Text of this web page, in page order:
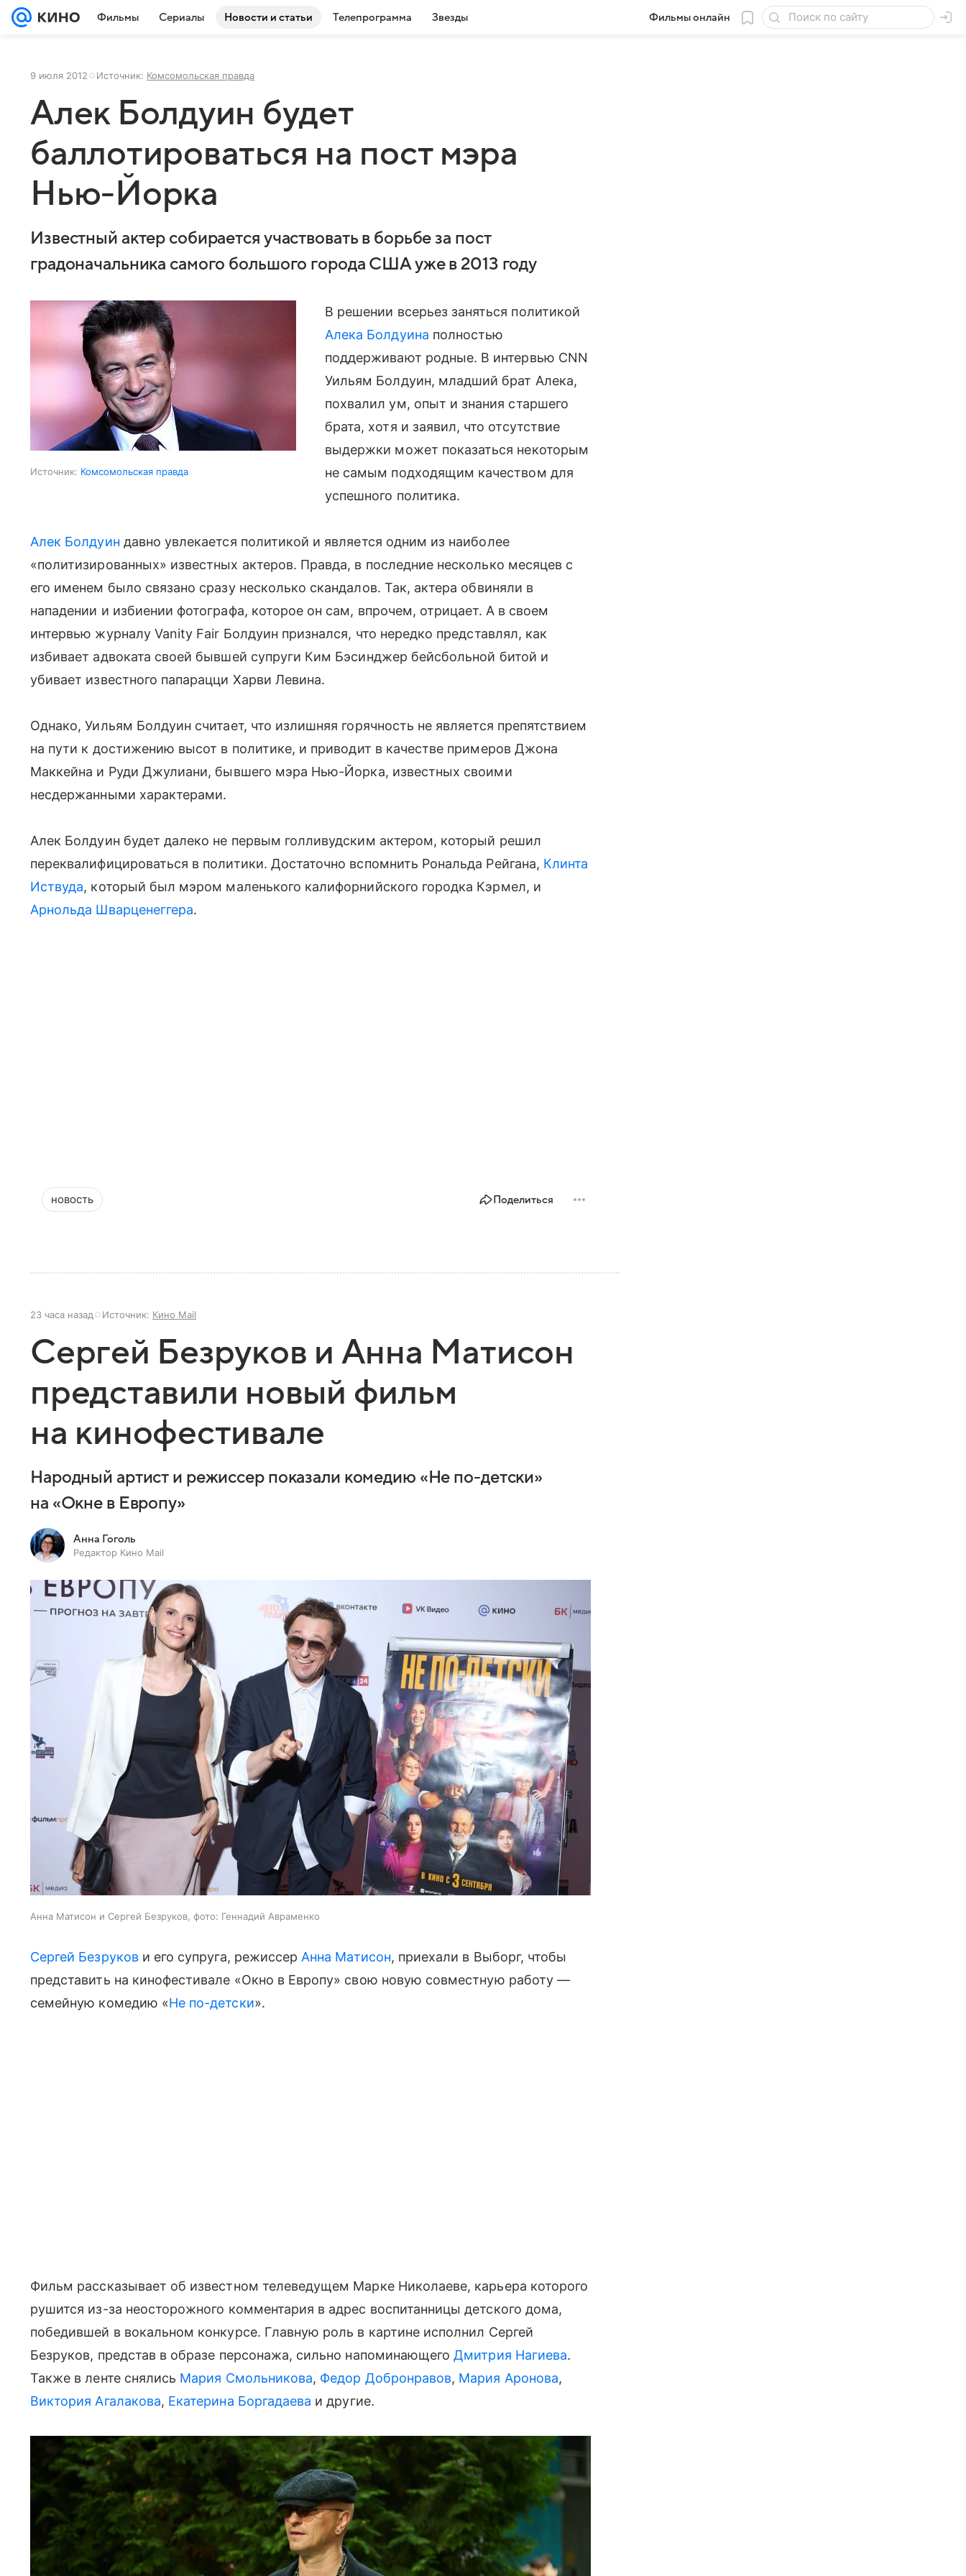
Фильмы Сериалы Новости и статьи Телепрограмма Звезды Фильмы онлайн
9 июля 2012 Источник: Комсомольская правда
Алек Болдуин будет
баллотироваться на пост мэра
Нью-Йорка
Известный актер собирается участвовать в борьбе за пост
градоначальника самого большого города США уже в 2013 году
Источник: Комсомольская правда
В решении всерьез заняться политикой
Алека Болдуина полностью
поддерживают родные. В интервью CNN
Уильям Болдуин, младший брат Алека,
похвалил ум, опыт и знания старшего
брата, хотя и заявил, что отсутствие
выдержки может показаться некоторым
не самым подходящим качеством для
успешного политика.
Алек Болдуин давно увлекается политикой и является одним из наиболее
«политизированных» известных актеров. Правда, в последние несколько месяцев с
его именем было связано сразу несколько скандалов. Так, актера обвиняли в
нападении и избиении фотографа, которое он сам, впрочем, отрицает. А в своем
интервью журналу Vanity Fair Болдуин признался, что нередко представлял, как
избивает адвоката своей бывшей супруги Ким Бэсинджер бейсбольной битой и
убивает известного папарацци Харви Левина.
Однако, Уильям Болдуин считает, что излишняя горячность не является препятствием
на пути к достижению высот в политике, и приводит в качестве примеров Джона
Маккейна и Руди Джулиани, бывшего мэра Нью-Йорка, известных своими
несдержанными характерами.
Алек Болдуин будет далеко не первым голливудским актером, который решил
переквалифицироваться в политики. Достаточно вспомнить Рональда Рейгана, Клинта
Иствуда, который был мэром маленького калифорнийского городка Кэрмел, и
Арнольда Шварценеггера.
новость Поделиться
23 часа назад Источник: Кино Mail
Сергей Безруков и Анна Матисон
представили новый фильм
на кинофестивале
Народный артист и режиссер показали комедию «Не по-детски»
на «Окне в Европу»
Анна Гоголь
Редактор Кино Mail
Анна Матисон и Сергей Безруков, фото: Геннадий Авраменко
Сергей Безрукови его супруга, режиссерАнна Матисон, приехали в Выборг, чтобы
представить на кинофестивале «Окно в Европу» свою новую совместную работу —
семейную комедию «Не по-детски».
Фильм рассказывает об известном телеведущем Марке Николаеве, карьера которого
рушится из-за неосторожного комментария в адрес воспитанницы детского дома,
победившей в вокальном конкурсе. Главную роль в картине исполнил Сергей
Безруков, представ в образе персонажа, сильно напоминающегоДмитрия Нагиева.
Также в ленте снялись Мария Смольникова, Федор Добронравов, Мария Аронова,
Виктория Агалакова, Екатерина Боргадаева и другие.